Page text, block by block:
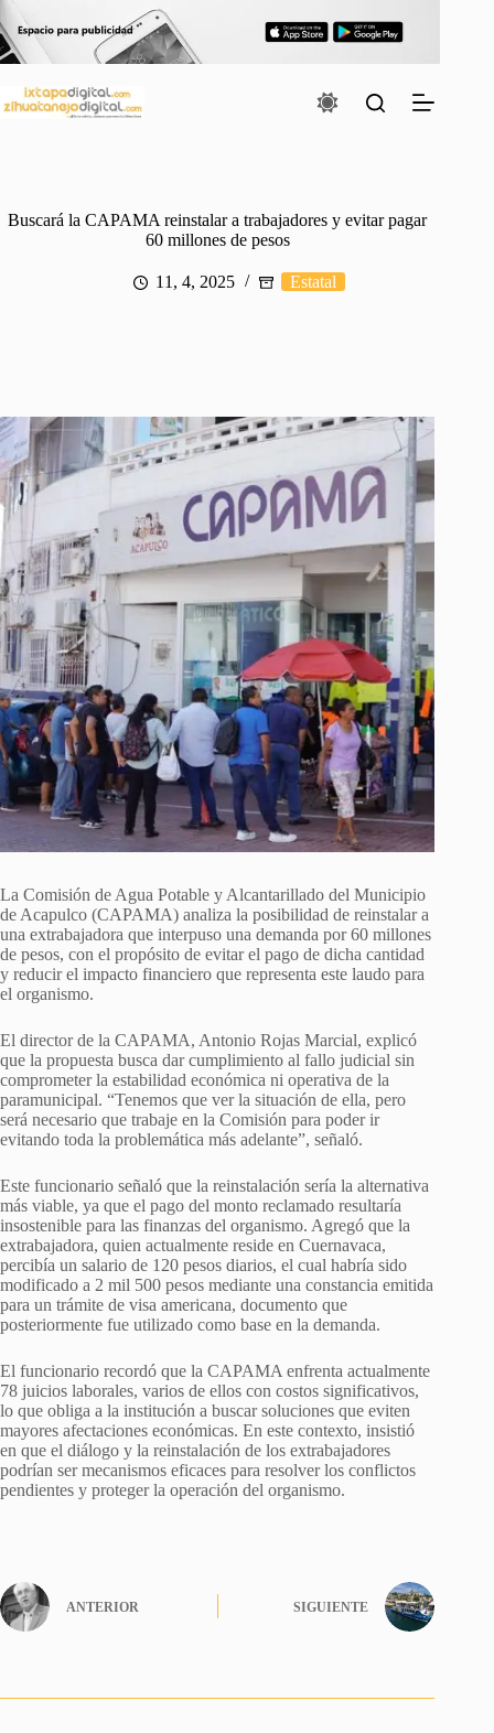
al
contenido
Buscará la CAPAMA reinstalar a trabajadores y evitar pagar
60 millones de pesos
11, 4, 2025 Estatal
La Comisión de Agua Potable y Alcantarillado del Municipio
de Acapulco (CAPAMA) analiza la posibilidad de reinstalar a
una extrabajadora que interpuso una demanda por 60 millones
de pesos, con el propósito de evitar el pago de dicha cantidad
y reducir el impacto financiero que representa este laudo para
el organismo.
El director de la CAPAMA, Antonio Rojas Marcial, explicó
que la propuesta busca dar cumplimiento al fallo judicial sin
comprometer la estabilidad económica ni operativa de la
paramunicipal. “Tenemos que ver la situación de ella, pero
será necesario que trabaje en la Comisión para poder ir
evitando toda la problemática más adelante”, señaló.
Este funcionario señaló que la reinstalación sería la alternativa
más viable, ya que el pago del monto reclamado resultaría
insostenible para las finanzas del organismo. Agregó que la
extrabajadora, quien actualmente reside en Cuernavaca,
percibía un salario de 120 pesos diarios, el cual habría sido
modificado a 2 mil 500 pesos mediante una constancia emitida
para un trámite de visa americana, documento que
posteriormente fue utilizado como base en la demanda.
El funcionario recordó que la CAPAMA enfrenta actualmente
78 juicios laborales, varios de ellos con costos significativos,
lo que obliga a la institución a buscar soluciones que eviten
mayores afectaciones económicas. En este contexto, insistió
en que el diálogo y la reinstalación de los extrabajadores
podrían ser mecanismos eficaces para resolver los conflictos
pendientes y proteger la operación del organismo.
ANTERIOR SIGUIENTE